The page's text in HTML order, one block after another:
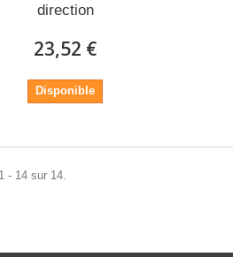
direction
23,52 €
Disponible
- 14 sur 14.